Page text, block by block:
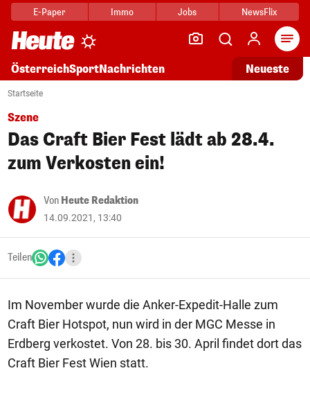
E-Paper Immo Jobs NewsFlix
ÖsterreichSportNachrichten Neueste
Startseite
Szene
Das Craft Bier Fest lädt ab 28.4.
zum Verkosten ein!
Von Heute Redaktion
14.09.2021, 13:40
Teilen
Im November wurde die Anker-Expedit-Halle zum
Craft Bier Hotspot, nun wird in der MGC Messe in
Erdberg verkostet. Von 28. bis 30. April findet dort das
Craft Bier Fest Wien statt.